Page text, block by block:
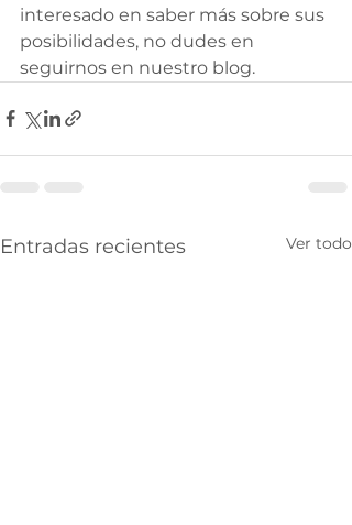
interesado en saber más sobre sus
posibilidades, no dudes en
seguirnos en nuestro blog.
Entradas recientes Ver todo